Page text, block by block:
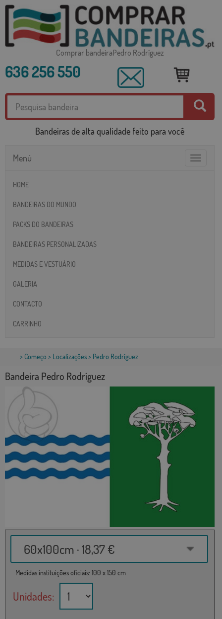
Comprar bandeiraPedro Rodríguez
636 256 550
Bandeiras de alta qualidade feito para você
Toggle
Menú
HOME
BANDEIRAS DO MUNDO
PACKS DO BANDEIRAS
BANDEIRAS PERSONALIZADAS
MEDIDAS E VESTUÁRIO
GALERIA
CONTACTO
CARRINHO
> Começo > Localizações> Pedro Rodríguez
Bandeira Pedro Rodríguez
60x100cm · 18,37 €
Medidas instituições oficiais: 100 x 150 cm
Unidades: